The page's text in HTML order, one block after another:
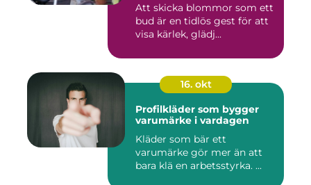
Att skicka blommor som ett
bud är en tidlös gest för att
visa kärlek, glädj...
16. okt
Profilkläder som bygger
varumärke i vardagen
Kläder som bär ett
varumärke gör mer än att
bara klä en arbetsstyrka. ...